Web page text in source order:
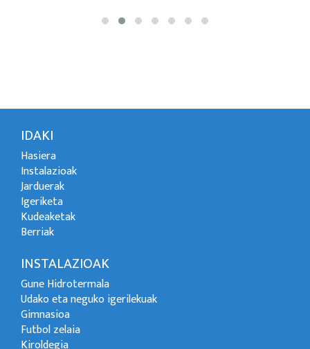
IDAKI
Hasiera
Instalazioak
Jarduerak
Igeriketa
Kudeaketak
Berriak
INSTALAZIOAK
Gune Hidrotermala
Udako eta neguko igerilekuak
Gimnasioa
Futbol zelaia
Kiroldegia